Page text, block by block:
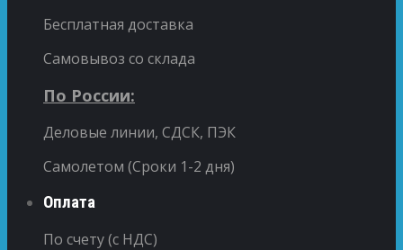
Бесплатная доставка
Самовывоз со склада
По России:
Деловые линии, СДСК, ПЭК
Самолетом (Сроки 1-2 дня)
Оплата
По счету (с НДС)